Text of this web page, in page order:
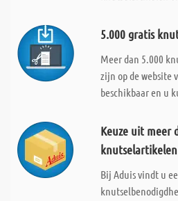
5.000 gratis
Meer dan 5.000
zijn op de website
beschikbaar en u
Keuze uit meer
knutselartikelen
Bij Aduis vindt u